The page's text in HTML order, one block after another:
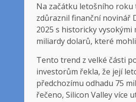
Na začátku letošního roku
zdůraznil finanční novinář
2025 s historicky vysokými
miliardy dolarů, které
Tento trend z velké části
investorům řekla, že její
předchozímu odhadu 75
řečeno, Silicon Valley více